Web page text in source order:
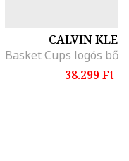
CALVIN
38.299 Ft